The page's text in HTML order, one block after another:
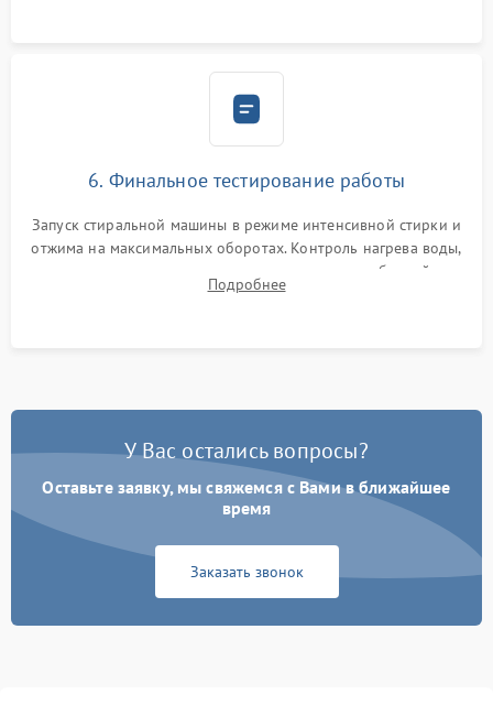
6. Финальное тестирование работы
Запуск стиральной машины в режиме интенсивной стирки и
отжима на максимальных оборотах. Контроль нагрева воды,
корректности слива, отсутствия излишних вибраций,
посторонних стуков и протечек под корпусом.
Подробнее
У Вас остались вопросы?
Оставьте заявку, мы свяжемся с Вами в ближайшее
время
Заказать звонок